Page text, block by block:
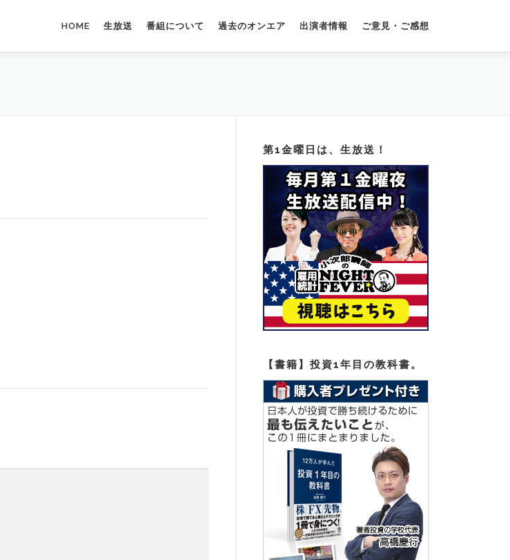
HOME 生放送 番組について 過去のオンエア 出演者情報 ご意見・ご感想
第1金曜日は、生放送！
【書籍】投資1年目の教科書。